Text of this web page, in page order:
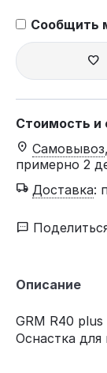
Сообщить
Стоимость и
Самовывоз
примерно 2
Доставка:
Описание
GRM R40
Оснастка